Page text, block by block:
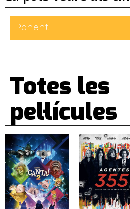
Ponent
Divendres: 22:10h
Dissabte: 22:10h
Diumenge: 22:10h
Dilluns: 16:20h
Dimarts: 22:15h
Dimecres: 22:10h
Dijous: 10:00h
Totes les
pel·lícules